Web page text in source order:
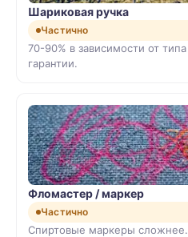
Шариковая ручка
Частично
70-90% в зависимости от
гарантии.
Фломастер / маркер
Частично
Спиртовые маркеры